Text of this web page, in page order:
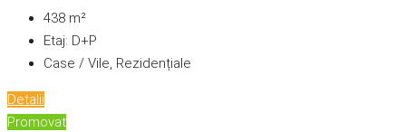
438 m²
Etaj: D+P
Case / Vile, Rezidențiale
Detalii
Promovat